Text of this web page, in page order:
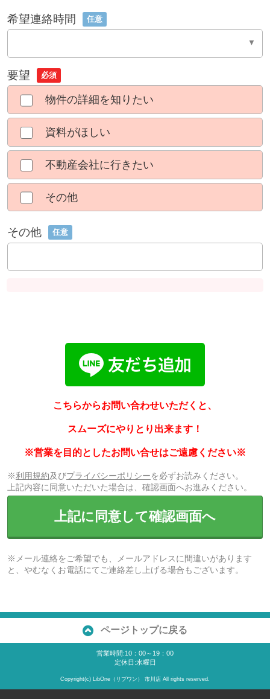
希望連絡時間 任意
要望 必須
物件の詳細を知りたい
資料がほしい
不動産会社に行きたい
その他
その他 任意
こちらからお問い合わせいただくと、
スムーズにやりとり出来ます！
※営業を目的としたお問い合せはご遠慮ください※
※利用規約及びプライバシーポリシーを必ずお読みください。
上記内容に同意いただいた場合は、確認画面へお進みください。
上記に同意して確認画面へ
※メール連絡をご希望でも、メールアドレスに間違いがあります
と、やむなくお電話にてご連絡差し上げる場合もございます。
ページトップに戻る
営業時間:10：00～19：00
定休日:水曜日
Copyright(c) LibOne（リブワン） 市川店 All rights reserved.